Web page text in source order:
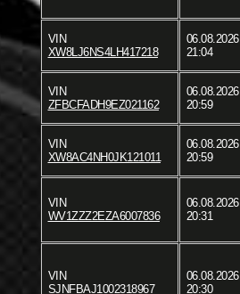
VIN
XW8LJ6NS4LH417218
06.08.2026
21:04
VIN
ZFBCFADH9EZ021162
06.08.2026
20:59
VIN
XW8AC4NH0JK121011
06.08.2026
20:59
VIN
WV1ZZZ2EZA6007836
06.08.2026
20:31
VIN
SJNFBAJ1002318967
06.08.2026
20:30